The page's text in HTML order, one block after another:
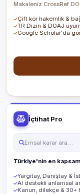
Makaleniz CrossRef
Çift kör hakemlik &
TR Dizin & DOAJ
Google Scholar'da
İçtihat Pro
Emsal karar ara…
Türkiye'nin en
Yargıtay, Danıştay &
AI destekli anlamsal
Kanun, dilekçe & 30+